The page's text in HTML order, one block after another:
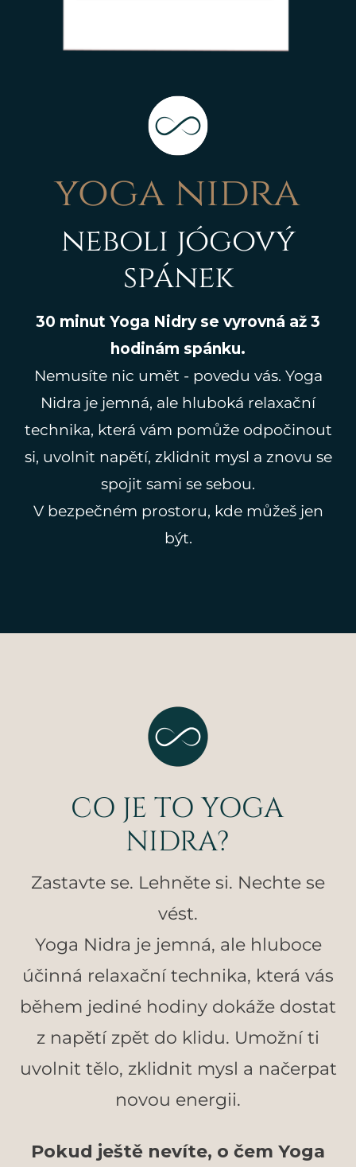
yoga nidra
neboli jógový
spánek
30 minut Yoga Nidry se vyrovná až 3
hodinám spánku.
Nemusíte nic umět - povedu vás. Yoga
Nidra je jemná, ale hluboká relaxační
technika, která vám pomůže odpočinout
si, uvolnit napětí, zklidnit mysl a znovu se
spojit sami se sebou.
V bezpečném prostoru, kde můžeš jen
být.
CO JE TO YOGA
NIDRA?
Zastavte se. Lehněte si. Nechte se
vést.
Yoga Nidra je jemná, ale hluboce
účinná relaxační technika, která vás
během jediné hodiny dokáže dostat
z napětí zpět do klidu. Umožní ti
uvolnit tělo, zklidnit mysl a načerpat
novou energii.
Pokud ještě nevíte, o čem Yoga